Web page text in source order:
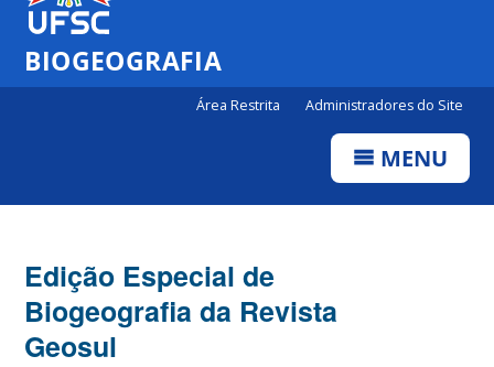
BIOGEOGRAFIA
Área Restrita Administradores do Site
MENU
Edição Especial de
Biogeografia da Revista
Geosul